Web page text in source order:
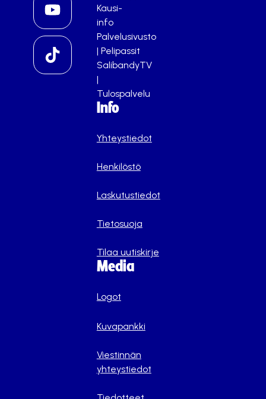
Kausi-
info
Palvelusivusto
| Pelipassit
SalibandyTV
|
Tulospalvelu
Info
Yhteystiedot
Henkilöstö
Laskutustiedot
Tietosuoja
Tilaa uutiskirje
Media
Logot
Kuvapankki
Viestinnän
yhteystiedot